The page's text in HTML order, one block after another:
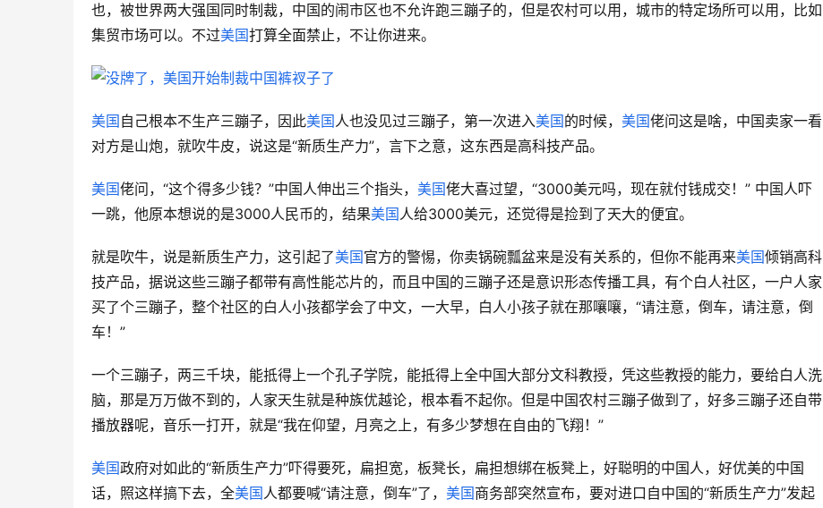
也，被世界两大强国同时制裁，中国的闹市区也不允许跑三蹦子的，但是农村可以用，城市的特定场所可以用，比如
集贸市场可以。不过美国打算全面禁止，不让你进来。
美国 自己根本不生产三蹦子，因此美国人也没见过三蹦子，第一次进入美国的时候， 美国佬问这是啥，中国卖家一看
对方是山炮，就吹牛皮，说这是“新质生产力”，言下之意，这东西是高科技产品。
美国佬问，“这个得多少钱？”中国人伸出三个指头， 美国佬大喜过望，“3000美元吗，现在就付钱成交！” 中国人吓
一跳，他原本想说的是3000人民币的，结果美国人给3000美元，还觉得是捡到了天大的便宜。
就是吹牛，说是新质生产力，这引起了美国官方的警惕，你卖锅碗瓢盆来是没有关系的，但你不能再来美国倾销高科
技产品，据说这些三蹦子都带有高性能芯片的，而且中国的三蹦子还是意识形态传播工具，有个白人社区，一户人家
买了个三蹦子，整个社区的白人小孩都学会了中文，一大早，白人小孩子就在那嚷嚷，“请注意，倒车，请注意，倒
车！”
一个三蹦子，两三千块，能抵得上一个孔子学院，能抵得上全中国大部分文科教授，凭这些教授的能力，要给白人洗
脑，那是万万做不到的，人家天生就是种族优越论，根本看不起你。但是中国农村三蹦子做到了，好多三蹦子还自带
播放器呢，音乐一打开，就是“我在仰望，月亮之上，有多少梦想在自由的飞翔！”
美国政府对如此的“新质生产力”吓得要死，扁担宽，板凳长，扁担想绑在板凳上，好聪明的中国人，好优美的中国
话，照这样搞下去，全美国人都要喊“请注意，倒车”了， 美国商务部突然宣布，要对进口自中国的“新质生产力”发起